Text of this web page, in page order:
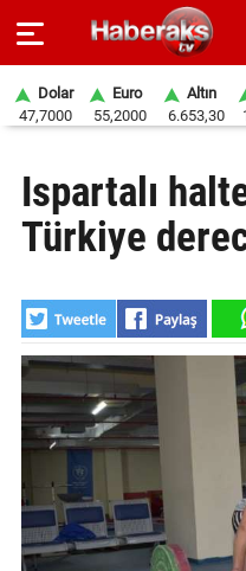
SPOR
YAŞAM
EKONOMİ
BELEDİYELER
SAĞLIK
SİYASET
EĞİTİM
GALERİ
Dolar
47,7000
Euro
55,2000
Altın
6.653,30
Ispartalı
Türkiye